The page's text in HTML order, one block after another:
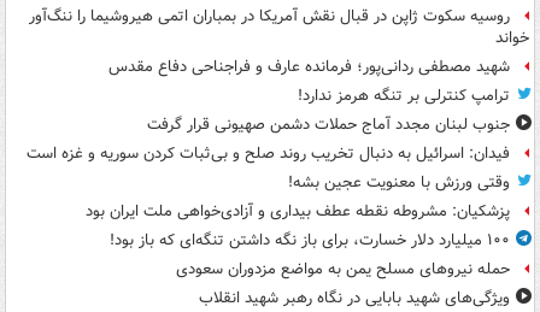
روسیه سکوت ژاپن در قبال نقش آمریکا در بمباران اتمی هیروشیما را ننگ‌آور
خواند
شهید مصطفی ردانی‌پور؛ فرمانده عارف و فراجناحی دفاع مقدس
ترامپ کنترلی بر تنگه هرمز ندارد!
جنوب لبنان مجدد آماج حملات دشمن صهیونی قرار گرفت
فیدان: اسرائیل به دنبال تخریب روند صلح و بی‌ثبات کردن سوریه و غزه است
وقتی ورزش با معنویت عجین بشه!
پزشکیان: مشروطه نقطه عطف بیداری و آزادی‌خواهی ملت ایران بود
۱۰۰ میلیارد دلار خسارت، برای باز نگه داشتن تنگه‌ای که باز بود!
حمله نیروهای مسلح یمن به مواضع مزدوران سعودی
ویژگی‌های شهید بابایی در نگاه رهبر شهید انقلاب